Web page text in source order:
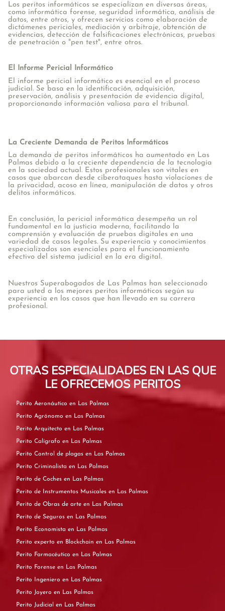
Los peritos informáticos se especializan en diversas áreas,
como informática forense, seguridad informática, análisis de
datos, entre otros, y ofrecen servicios como elaboración de
dictámenes periciales, mediación y arbitraje, obtención de
evidencias, detección de falsificaciones electrónicas, pruebas
de penetración o "pen test", entre otros.
El Informe Pericial Informático
El informe pericial informático es esencial en el proceso
judicial. Se basa en la identificación, adquisición,
preservación, análisis y presentación de evidencia digital,
proporcionando información valiosa para el tribunal.
La Creciente Demanda de Peritos Informáticos
La demanda de peritos informáticos ha aumentado en Las
Palmas debido a la creciente dependencia de la tecnología
en la sociedad actual. Estos profesionales son vitales en
casos que abarcan desde ciberataques hasta violaciones de
la privacidad, acoso en línea, manipulación de datos y otros
delitos informáticos.
En conclusión, la pericial informática desempeña un rol
fundamental en la justicia moderna, facilitando la
comprensión y evaluación de pruebas digitales en una
variedad de casos legales. Su experiencia y conocimientos
especializados son esenciales para el funcionamiento
efectivo del sistema judicial en la era digital.
Nuestros Superabogados de Las Palmas han seleccionado
para usted a los mejores peritos informáticos según su
experiencia en los casos que han llevado en su carrera
profesional.
OTRAS ESPECIALIDADES EN LAS QUE
LE OFRECEMOS PERITOS
Perito Aeronáutico en Las Palmas
Perito Agrónomo en Las Palmas
Perito Arquitecto en Las Palmas
Perito Calígrafo en Las Palmas
Perito Control de plagas en Las Palmas
Perito Criminalista en Las Palmas
Perito de Coches en Las Palmas
Perito de Instrumentos Musicales en Las Palmas
Perito de Obras de arte en Las Palmas
Perito de Seguros en Las Palmas
Perito Economista en Las Palmas
Perito experto en Blockchain en Las Palmas
Perito Farmacéutico en Las Palmas
Perito Forense en Las Palmas
Perito Ingeniero en Las Palmas
Perito Joyero en Las Palmas
Perito Judicial en Las Palmas